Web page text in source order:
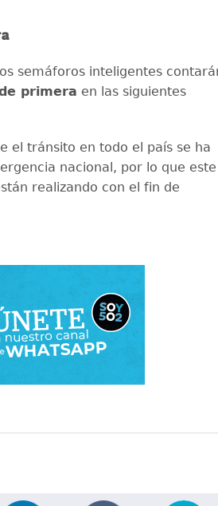
semáforos inteligentes
primera en las siguientes
el tránsito en todo el país se ha
nacional, por lo que este
realizando con el fin de